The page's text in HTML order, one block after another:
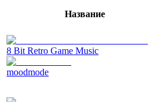
Название
8 Bit Retro Game Music
moodmode